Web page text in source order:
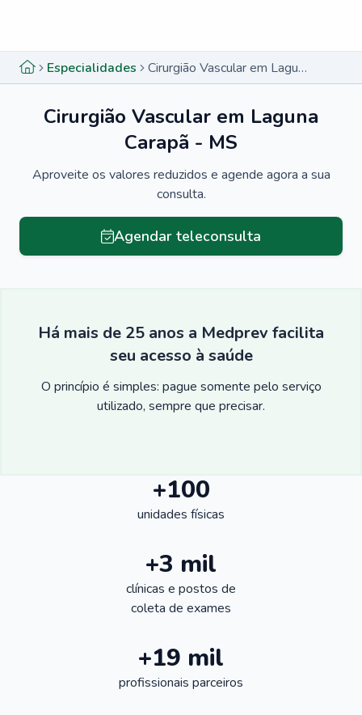
Especialidades Cirurgião Vascular em Laguna Carapã - MS
Cirurgião Vascular em Laguna
Carapã - MS
Aproveite os valores reduzidos e agende agora a sua
consulta.
Agendar teleconsulta
Há mais de 25 anos a Medprev facilita
seu acesso à saúde
O princípio é simples: pague somente pelo serviço
utilizado, sempre que precisar.
+100
unidades físicas
+3 mil
clínicas e postos de
coleta de exames
+19 mil
profissionais parceiros